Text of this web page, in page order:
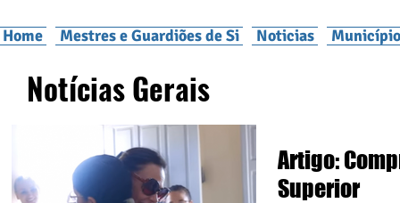
Home Mestres e Guardiões de Si Noticias
Notícias Gerais
Artigo:
Superior